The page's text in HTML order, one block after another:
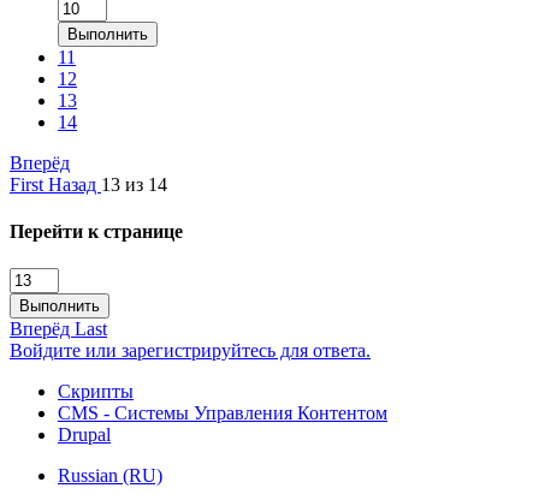
Выполнить
11
12
13
14
Вперёд
First Назад 13 из 14
Перейти к странице
Выполнить
Вперёд Last
Войдите или зарегистрируйтесь для ответа.
Скрипты
CMS - Системы Управления Контентом
Drupal
Russian (RU)